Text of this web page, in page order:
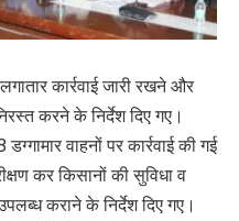
कार्रवाई जारी रखने और
करने के निर्देश दिए गए।
वाहनों पर कार्रवाई की गई
कर किसानों की सुविधा व
कराने के निर्देश दिए गए।